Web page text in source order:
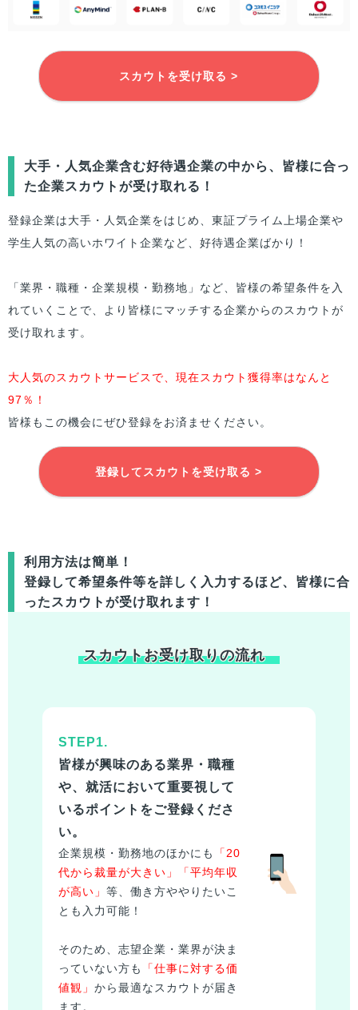
スカウトを受け取る >
大手・人気企業含む好待遇企業の中から、 皆様に合っ
た企業スカウトが受け取れる！
登録企業は大手・人気企業をはじめ、東証プライム上場企業や
学生人気の高いホワイト企業など、好待遇企業ばかり！
「業界・職種・企業規模・勤務地」など、 皆様の希望条件を入
れていくことで、より 皆様にマッチする企業からのスカウトが
受け取れます。
大人気のスカウトサービスで、現在スカウト獲得率はなんと
97％！
皆様 もこの機会にぜひ登録をお済ませください。
登録してスカウトを受け取る >
利用方法は簡単！
登録して希望条件等を詳しく入力するほど、 皆様に合
ったスカウトが受け取れます！
スカウトお受け取りの流れ
STEP1.
皆様が興味のある業界・職種
や、就活において重要視して
いるポイントをご登録くださ
い。
企業規模・勤務地のほかにも
「20
代から裁量が大きい」「平均年収
が高い」 等、働き方ややりたいこ
とも入力可能！
そのため、志望企業・業界が決ま
っていない方も
「仕事に対する価
値観」 から最適なスカウトが届き
ます。